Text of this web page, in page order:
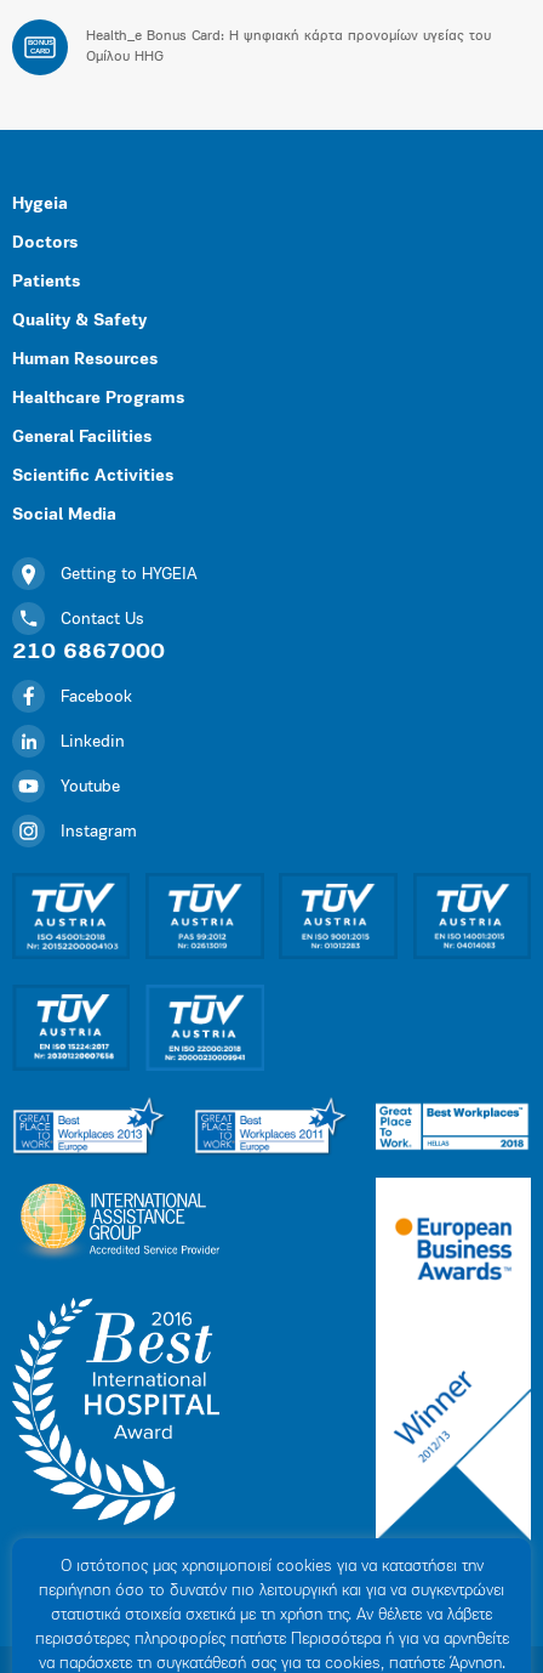
BONUS
CARD
Health_e Bonus Card: H ψηφιακή κάρτα προνομίων υγείας του
Ομίλου HHG
Hygeia
Doctors
Patients
Quality & Safety
Human Resources
Healthcare Programs
General Facilities
Scientific Activities
Social Media
Getting to HYGEIA
Contact Us
210 6867000
Facebook
Linkedin
Youtube
Instagram
Ο ιστότοπoς μας χρησιμοποιεί cookies για να καταστήσει την
περιήγηση όσο το δυνατόν πιο λειτουργική και για να συγκεντρώνει
στατιστικά στοιχεία σχετικά με τη χρήση της. Αν θέλετε να λάβετε
περισσότερες πληροφορίες πατήστε Περισσότερα ή για να αρνηθείτε
να παράσχετε τη συγκατάθεσή σας για τα cookies, πατήστε Άρνηση.